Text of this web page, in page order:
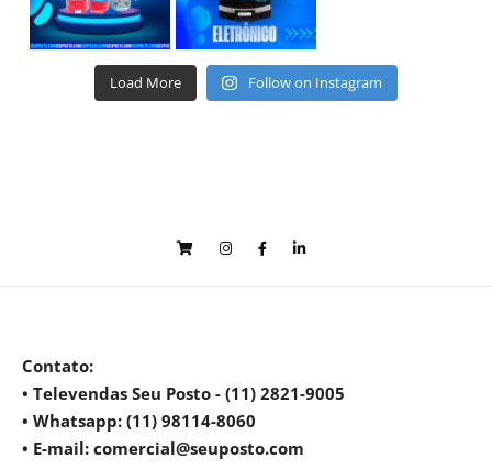
Load More Follow on Instagram
Contato:
• Televendas Seu Posto - (11) 2821-9005
• Whatsapp: (11) 98114-8060
• E-mail: comercial@seuposto.com